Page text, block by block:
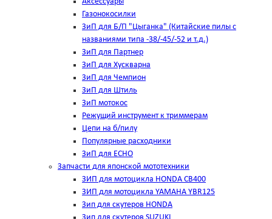
Газонокосилки
ЗиП для Б/П "Цыганка" (Китайские пилы с
названиями типа -38/-45/-52 и т.д.)
ЗиП для Партнер
ЗиП для Хускварна
ЗиП для Чемпион
ЗиП для Штиль
ЗиП мотокос
Режущий инструмент к триммерам
Цепи на б/пилу
Популярные расходники
ЗиП для ЕСНО
Запчасти для японской мототехники
ЗИП для мотоцикла HONDA CB400
ЗИП для мотоцикла YAMAHA YBR125
Зип для скутеров HONDA